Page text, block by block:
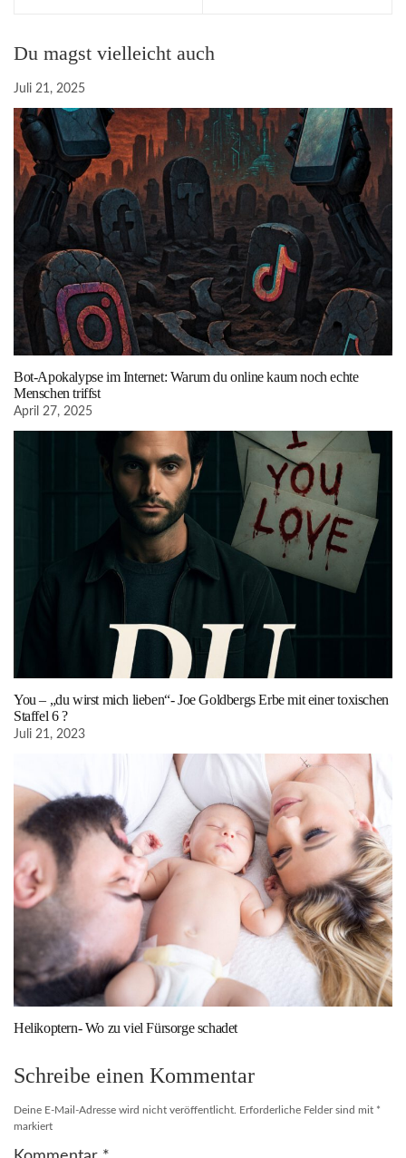
Du magst vielleicht auch
Juli 21, 2025
Bot-Apokalypse im Internet: Warum du online kaum noch echte
Menschen triffst
April 27, 2025
You – „du wirst mich lieben“- Joe Goldbergs Erbe mit einer toxischen
Staffel 6 ?
Juli 21, 2023
Helikoptern- Wo zu viel Fürsorge schadet
Schreibe einen Kommentar
Deine E-Mail-Adresse wird nicht veröffentlicht. Erforderliche Felder sind mit *
markiert